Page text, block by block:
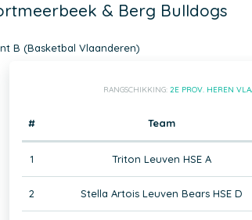
& Berg Bulldogs
B (Basketbal Vlaanderen)
RANGSCHIKKING: 2E PROV. HEREN
# Team
1 Triton Leuven HSE A
2 Stella Artois Leuven Bears HSE D